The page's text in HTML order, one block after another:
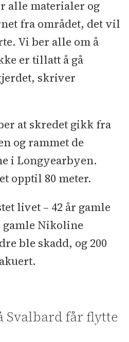
alle materialer og
fra området, det vil
Vi ber alle om å
er tillatt å gå
skriver
at skredet gikk fra
og rammet de
i Longyearbyen.
opptil 80 meter.
livet – 42 år gamle
gamle Nikoline
ble skadd, og 200
Svalbard får flytte